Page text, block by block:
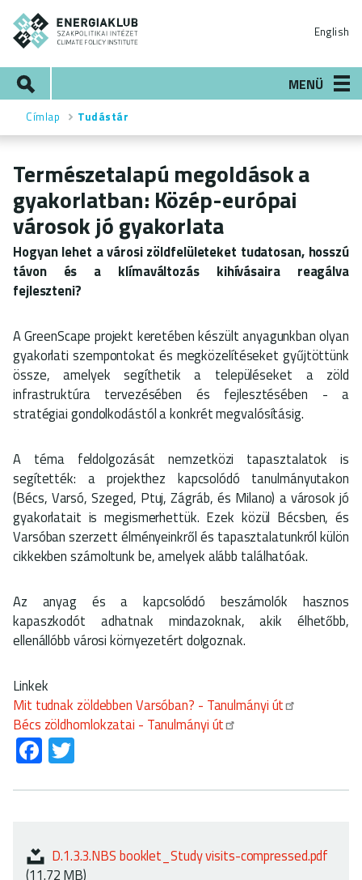
Ugrás
tartalomra
English
MENÜ
Morzsa
Címlap Tudástár
Természetalapú megoldások a
gyakorlatban: Közép-európai
városok jó gyakorlata
Hogyan lehet a városi zöldfelületeket tudatosan, hosszú
távon és a klímaváltozás kihívásaira reagálva
fejleszteni?
A GreenScape projekt keretében készült anyagunkban olyan
gyakorlati szempontokat és megközelítéseket gyűjtöttünk
össze, amelyek segíthetik a településeket a zöld
infrastruktúra tervezésében és fejlesztésében - a
stratégiai gondolkodástól a konkrét megvalósításig.
A téma feldolgozását nemzetközi tapasztalatok is
segítették: a projekthez kapcsolódó tanulmányutakon
(Bécs, Varsó, Szeged, Ptuj, Zágráb, és Milano) a városok jó
gyakorlatait is megismerhettük. Ezek közül Bécsben, és
Varsóban szerzett élményeinkről és tapasztalatunkról külön
cikkekben számoltunk be, amelyek alább találhatóak.
Az anyag és a kapcsolódó beszámolók hasznos
kapaszkodót adhatnak mindazoknak, akik élhetőbb,
ellenállóbb városi környezetért dolgoznak.
Linkek
Mit tudnak zöldebben Varsóban? - Tanulmányi út
Bécs zöldhomlokzatai - Tanulmányi út
Fa
ce
b
ok
tt
D.1.3.3.NBS booklet_Study visits-compressed.pdf
(11.72 MB)